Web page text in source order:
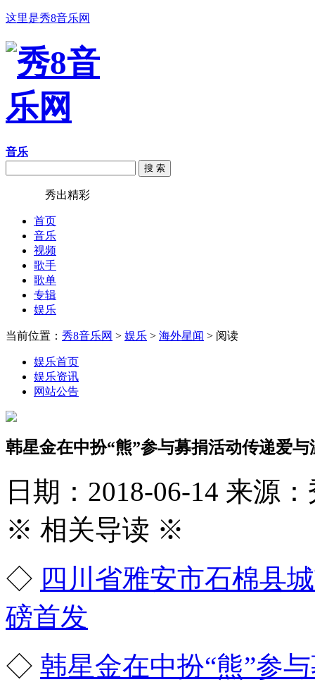
这里是秀8音乐网
音乐
搜 索
秀出精彩
首页
音乐
视频
歌手
歌单
专辑
娱乐
当前位置： 秀8音乐网 > 娱乐 > 海外星闻 > 阅读
娱乐首页
娱乐资讯
网站公告
韩星金在中扮“熊”参与募捐活动传递爱与
日期：2018-06-14 来源
※ 相关导读 ※
◇ 四川省雅安市石棉县
磅首发
◇ 韩星金在中扮“熊”参